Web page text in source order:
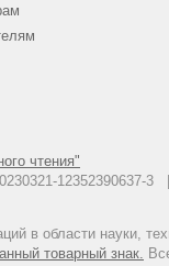
чтения"
в области науки,
товарный знак.